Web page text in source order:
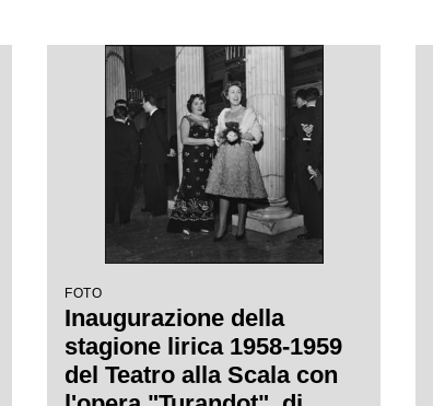
FOTO
Inaugurazione della
stagione lirica 1958-1959
del Teatro alla Scala con